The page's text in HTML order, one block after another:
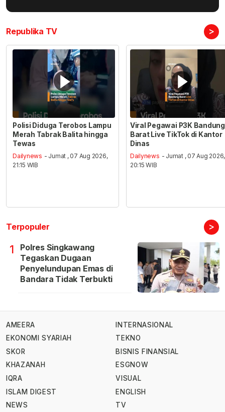
Republika TV >
Polisi Diduga Terobos Lampu
Merah Tabrak Balita hingga
Tewas
Dailynews - Jumat , 07 Aug 2026,
21:15 WIB
Viral Pegawai P3K Bandung
Barat Live TikTok di Kantor
Dinas
Dailynews - Jumat , 07 Aug 2026,
20:15 WIB
Terpopuler >
1
Polres Singkawang
Tegaskan Dugaan
Penyelundupan Emas di
Bandara Tidak Terbukti
AMEERA
EKONOMI SYARIAH
SKOR
KHAZANAH
IQRA
ISLAM DIGEST
NEWS
INTERNASIONAL
TEKNO
BISNIS FINANSIAL
ESGNOW
VISUAL
ENGLISH
TV